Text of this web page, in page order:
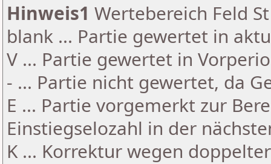
Hinweis1 Wertebereich Feld
blank ... Partie gewertet in
V ... Partie gewertet in
- ... Partie nicht gewertet, da
E ... Partie vorgemerkt zur
Einstiegselozahl in der
K ... Korrektur wegen